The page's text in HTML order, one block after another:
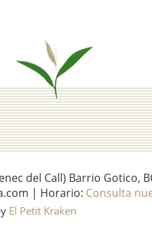
del Call) Barrio Gotico,
| Horario: Consulta
El Petit Kraken